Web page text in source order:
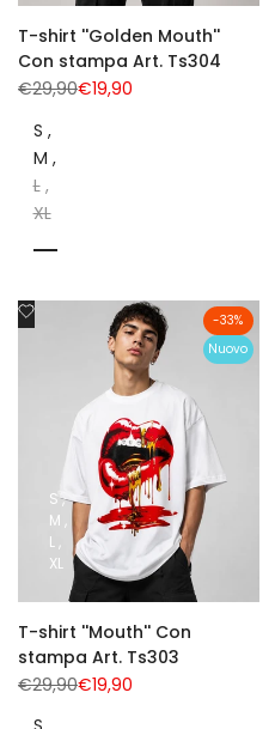
T-shirt ''Golden Mouth''
Con stampa Art. Ts304
Prezzo
normale
€29,90Prezzo
€19,90
S
M
L
XL
-33%
Nuovo
Aggiungi
desideri
S
M
L
XL
T-shirt ''Mouth'' Con
stampa Art. Ts303
Prezzo
normale
€29,90Prezzo
€19,90